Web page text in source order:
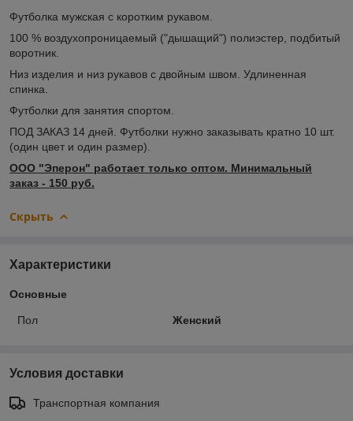
Футболка мужская с коротким рукавом.
100 % воздухопроницаемый ("дышащий") полиэстер, подбитый
воротник.
Низ изделия и низ рукавов с двойным швом. Удлиненная
спинка.
Футболки для занятия спортом.
ПОД ЗАКАЗ 14 дней. Футболки нужно заказывать кратно 10 шт.
(один цвет и один размер).
ООО "Эперон" работает только оптом. Минимальный
заказ - 150 руб.
Скрыть
Характеристики
Основные
Пол Женский
Условия доставки
Транспортная компания